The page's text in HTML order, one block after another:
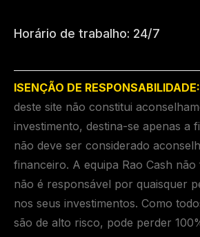
Horário de trabalho: 24/7
ISENÇÃO DE RESPONSABILIDADE:
deste site não constitui
investimento, destina-se apenas a
não deve ser considerado
financeiro. A equipa Rao Cash
não é responsável por quaisquer
nos seus investimentos. Como
são de alto risco, pode perder